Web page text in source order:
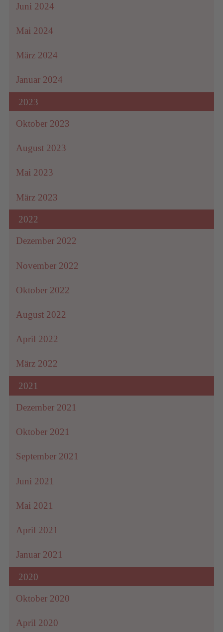
Juni 2024
Mai 2024
März 2024
Januar 2024
2023
Oktober 2023
August 2023
Mai 2023
März 2023
2022
Dezember 2022
November 2022
Oktober 2022
August 2022
April 2022
März 2022
2021
Dezember 2021
Oktober 2021
September 2021
Juni 2021
Mai 2021
April 2021
Januar 2021
2020
Oktober 2020
April 2020